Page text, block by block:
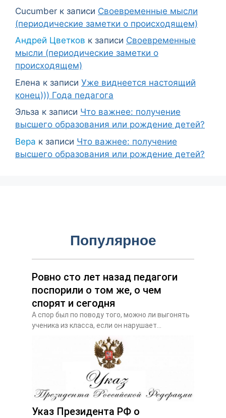
Cucumber к записи Своевременные мысли
(периодические заметки о происходящем)
Андрей Цветков к записи Своевременные
мысли (периодические заметки о
происходящем)
Елена к записи Уже виднеется настоящий
конец))) Года педагога
Эльза к записи Что важнее: получение
высшего образования или рождение детей?
Вера к записи Что важнее: получение
высшего образования или рождение детей?
Популярное
Ровно сто лет назад педагоги
поспорили о том же, о чем
спорят и сегодня
А спор был по поводу того, можно ли выгонять
ученика из класса, если он нарушает...
Указ Президента РФ о